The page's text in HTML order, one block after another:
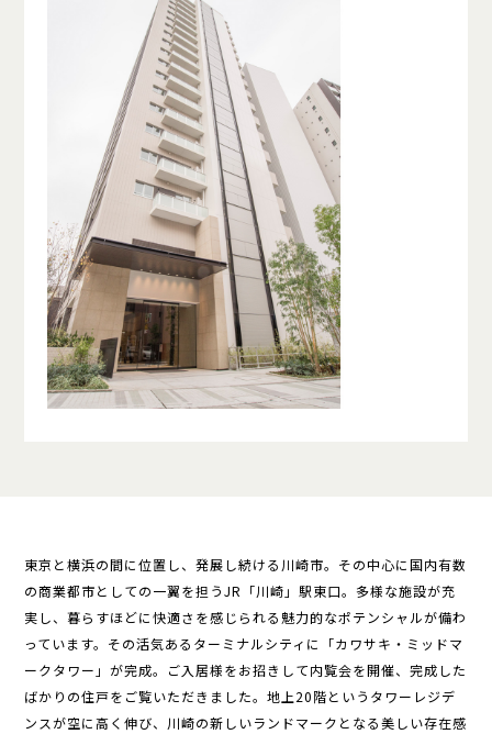
東京と横浜の間に位置し、発展し続ける川崎市。その中心に国内有数
の商業都市としての一翼を担うJR「川崎」駅東口。多様な施設が充
実し、暮らすほどに快適さを感じられる魅力的なポテンシャルが備わ
っています。その活気あるターミナルシティに「カワサキ・ミッドマ
ークタワー」が完成。ご入居様をお招きして内覧会を開催、完成した
ばかりの住戸をご覧いただきました。地上20階というタワーレジデ
ンスが空に高く伸び、川崎の新しいランドマークとなる美しい存在感